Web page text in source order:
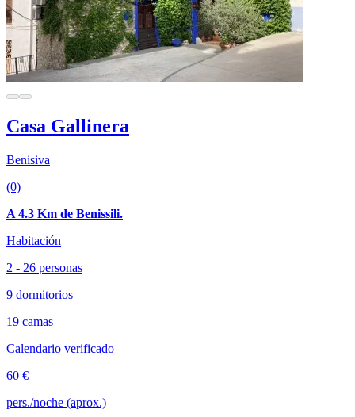
Casa Gallinera
Benisiva
(0)
A 4.3 Km de Benissili.
Habitación
2 - 26 personas
9 dormitorios
19 camas
Calendario verificado
60 €
pers./noche (aprox.)